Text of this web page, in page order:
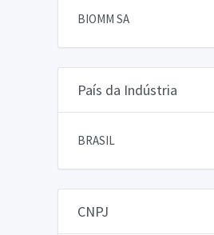
BIOMM SA
País da Indústria
BRASIL
CNPJ